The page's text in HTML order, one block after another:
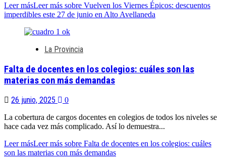
Leer másLeer más sobre Vuelven los Viernes Épicos: descuentos
imperdibles este 27 de junio en Alto Avellaneda
La Provincia
Falta de docentes en los colegios: cuáles son las
materias con más demandas
26 junio, 2025
0
La cobertura de cargos docentes en colegios de todos los niveles se
hace cada vez más complicado. Así lo demuestra...
Leer másLeer más sobre Falta de docentes en los colegios: cuáles
son las materias con más demandas